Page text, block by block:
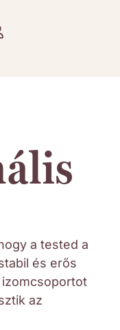
a tested a
és erős
az